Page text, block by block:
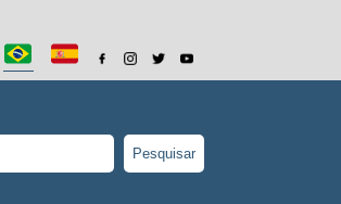
Pesquisar